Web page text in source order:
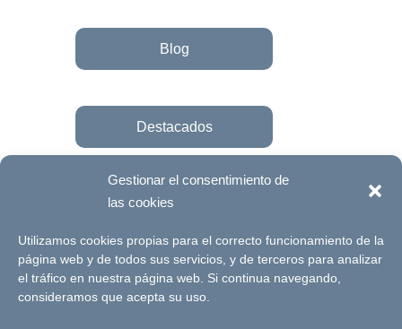
Gestionar el consentimiento de
las cookies
Utilizamos cookies propias para el correcto funcionamiento de la
página web y de todos sus servicios, y de terceros para analizar
el tráfico en nuestra página web. Si continua navegando,
consideramos que acepta su uso.
Blog
Destacados
Únete a la fundación
© Futuro Singular Córdoba 2017. Web
desarrollada por